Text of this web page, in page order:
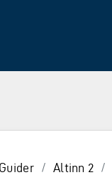
Guider / Altinn 2 /